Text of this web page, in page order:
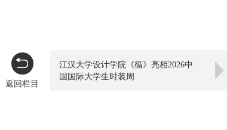
返回栏目
江汉大学设计学院《循》亮相2026中
国国际大学生时装周